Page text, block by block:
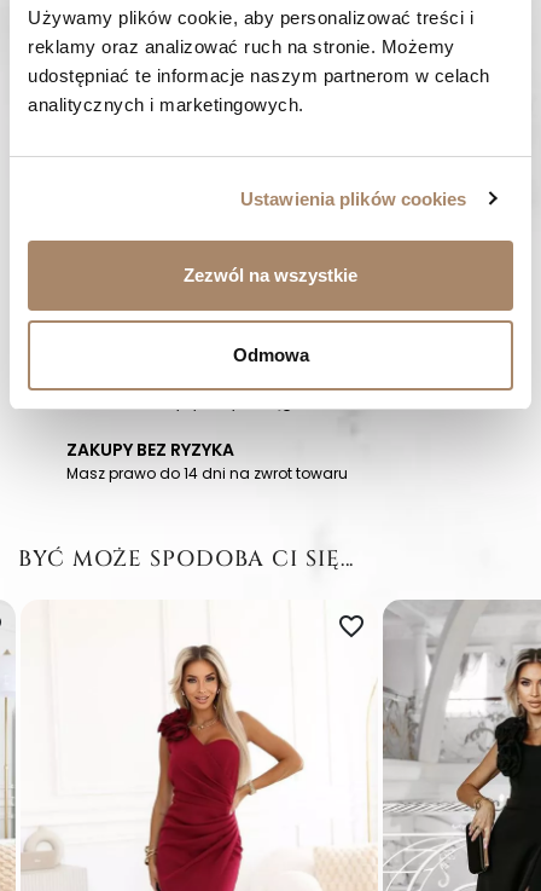
Używamy plików cookie, aby personalizować treści i
reklamy oraz analizować ruch na stronie. Możemy
udostępniać te informacje naszym partnerom w celach
analitycznych i marketingowych.
Ustawienia plików cookies
Zezwól na wszystkie
Odmowa
OPIS
SKŁAD I MATERIAŁ
MASZ PYTANIE? Zadzwoń do nas :
Pracujemy od poniedziałku do piątku. Od godziny 9:00 do
ZAKUPY BEZ RYZYKA
Masz prawo do 14 dni na zwrot towaru
BYĆ MOŻE SPODOBA CI SIĘ...
favorite_border